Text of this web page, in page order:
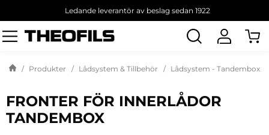
Ledande leverantör av beslag sedan 1922
Sök
produkt
Produkter Lådsystem & Tillbehör Lådsystem - Tandembox
FRONTER FÖR INNERLÅDOR
TANDEMBOX